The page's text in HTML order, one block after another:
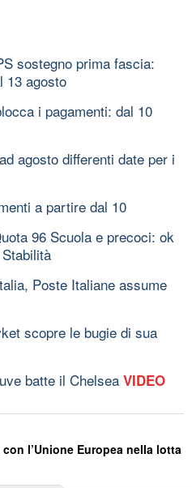
sostegno prima fascia:
13 agosto
i pagamenti: dal 10
agosto differenti date per i
a partire dal 10
96 Scuola e precoci: ok
Poste Italiane assume
scopre le bugie di sua
batte il Chelsea VIDEO
l’Unione Europea nella lotta